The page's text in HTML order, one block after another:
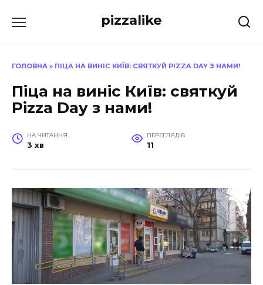
до
pizzalike
ГОЛОВНА » ПІЦА НА ВИНІС КИЇВ: СВЯТКУЙ PIZZA DAY З НАМИ!
Піца на виніс Київ: святкуй
Pizza Day з нами!
НА ЧИТАННЯ
3 хв
ПЕРЕГЛЯДІВ
11